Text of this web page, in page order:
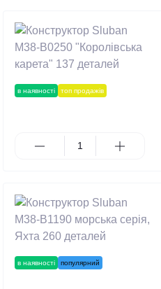
в наявності топ продажів
в наявності популярний